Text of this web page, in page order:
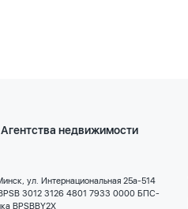
Агентства недвижимости
ул. Интернациональная 25а-514
3012 3126 4801 7933 0000 БПС-
BPSBBY2X